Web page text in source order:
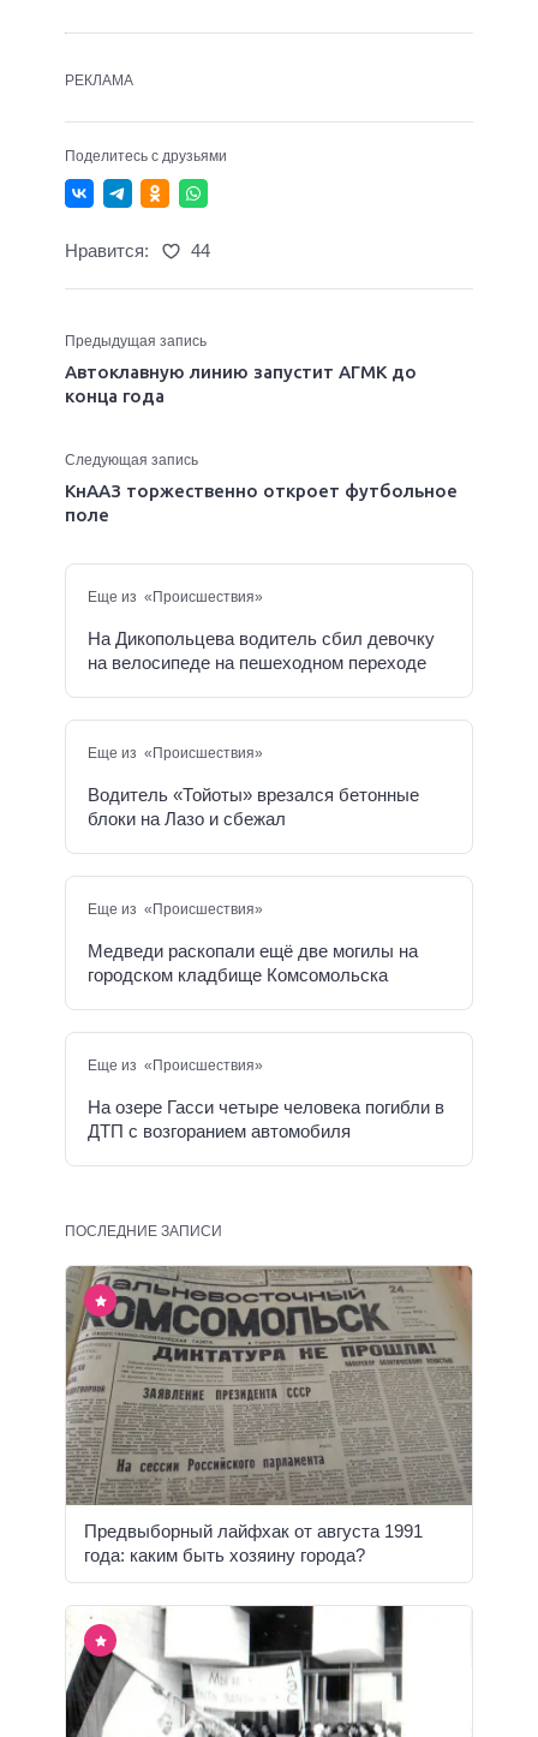
РЕКЛАМА
Поделитесь с друзьями
Нравится: 44
Предыдущая запись
Автоклавную линию запустит АГМК до
конца года
Следующая запись
КнААЗ торжественно откроет футбольное
поле
Еще из «Происшествия»
На Дикопольцева водитель сбил девочку
на велосипеде на пешеходном переходе
Еще из «Происшествия»
Водитель «Тойоты» врезался бетонные
блоки на Лазо и сбежал
Еще из «Происшествия»
Медведи раскопали ещё две могилы на
городском кладбище Комсомольска
Еще из «Происшествия»
На озере Гасси четыре человека погибли в
ДТП с возгоранием автомобиля
ПОСЛЕДНИЕ ЗАПИСИ
Предвыборный лайфхак от августа 1991
года: каким быть хозяину города?